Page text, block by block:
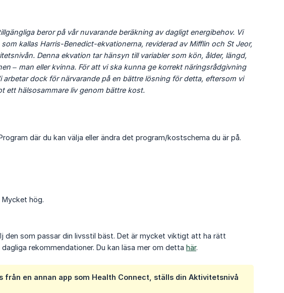
beror på vår nuvarande beräkning av dagligt energibehov. Vi
kallas Harris-Benedict-ekvationerna, reviderad av Mifflin och St Jeor,
Denna ekvation tar hänsyn till variabler som kön, ålder, längd,
– man eller kvinna. För att vi ska kunna ge korrekt näringsrådgivning
dock för närvarande på en bättre lösning för detta, eftersom vi
ett hälsosammare liv genom bättre kost.
där du kan välja eller ändra det program/kostschema du är på.
Mycket hög.
den som passar din livsstil bäst. Det är mycket viktigt att ha rätt
rekommendationer. Du kan läsa mer om detta här.
en annan app som Health Connect, ställs din Aktivitetsnivå